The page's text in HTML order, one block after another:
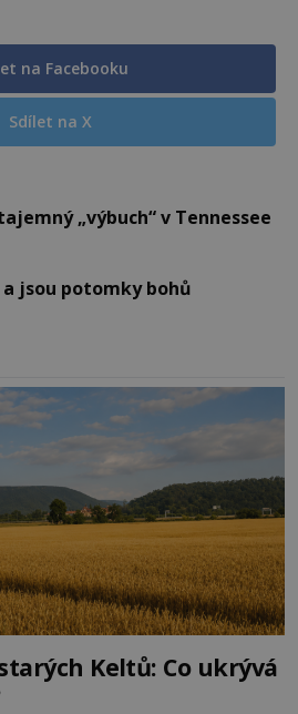
na Facebooku
Sdílet na X
„výbuch“ v Tennessee
jsou potomky bohů
Keltů: Co ukrývá